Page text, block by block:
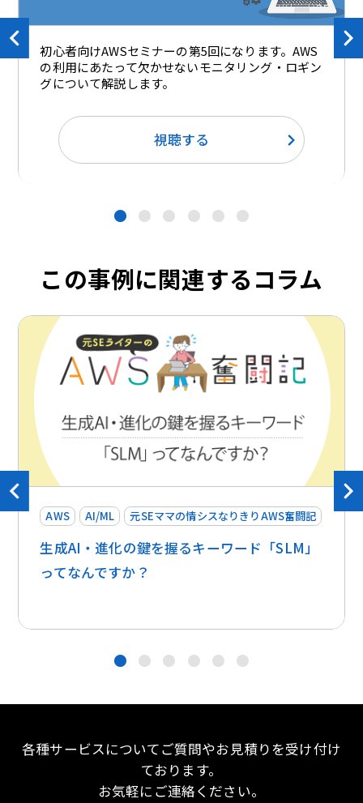
初心者向けAWSセミナーの第5回になります。AWS
の利用にあたって欠かせないモニタリング・ロギン
グについて解説します。
視聴する
● ● ● ● ● ●
この事例に関連するコラム
AWS AI/ML 元SEママの情シスなりきりAWS奮闘記
生成AI・進化の鍵を握るキーワード「SLM」
ってなんですか？
● ● ● ● ● ●
各種サービスについてご質問やお見積りを受け付け
ております。
お気軽にご連絡ください。